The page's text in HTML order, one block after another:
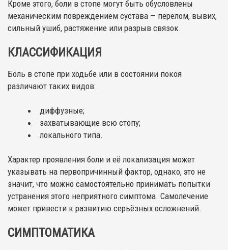
Кроме этого, боли в стопе могут быть обусловлены
механическим повреждением сустава — перелом, вывих,
сильный ушиб, растяжение или разрыв связок.
КЛАССИФИКАЦИЯ
Боль в стопе при ходьбе или в состоянии покоя
различают таких видов:
диффузные;
захватывающие всю стопу;
локального типа.
Характер проявления боли и её локализация может
указывать на первопричинный фактор, однако, это не
значит, что можно самостоятельно принимать попытки
устранения этого неприятного симптома. Самолечение
может привести к развитию серьёзных осложнений.
СИМПТОМАТИКА